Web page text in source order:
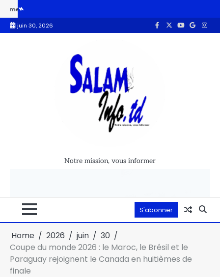
juin 30, 2026
Notre mission, vous informer
S'abonner
Home 2026 juin
30
Coupe du monde 2026 : le Maroc, le Brésil et le
Paraguay rejoignent le Canada en huitièmes de
finale